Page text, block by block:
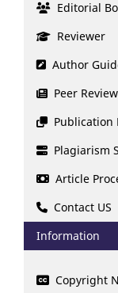
Editorial
Reviewer
Author
Peer
Publication
Plagiarism
Article
Contact US
Information
Copyright